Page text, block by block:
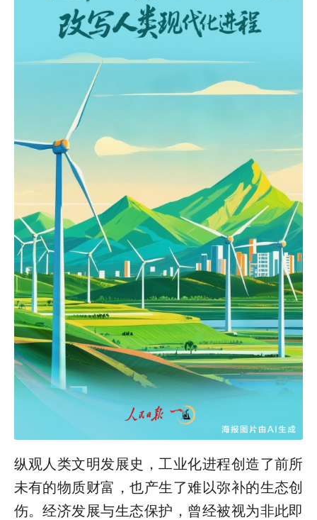
纵观人类文明发展史，工业化进程创造了前所
未有的物质财富，也产生了难以弥补的生态创
伤。经济发展与生态保护，曾经被视为非此即